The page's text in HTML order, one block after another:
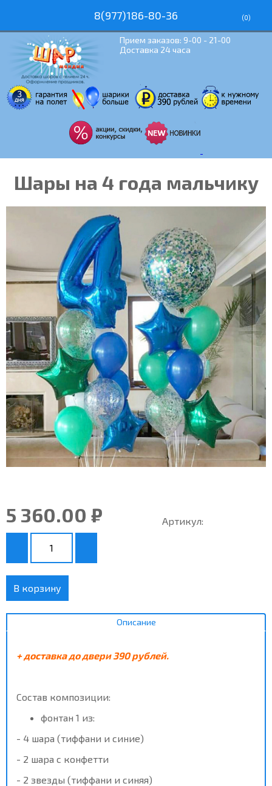
8(977)186-80-36 (0)
Прием заказов: 9-00 - 21-00
Доставка 24 часа
Шары на 4 года мальчику
5 360.00 ₽ Артикул:
В корзину
Описание
+ доставка до двери 390 рублей.
Состав композиции:
фонтан 1 из:
- 4 шара (тиффани и синие)
- 2 шара с конфетти
- 2 звезды (тиффани и синяя)